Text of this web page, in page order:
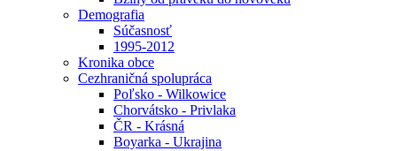
Demografia
Súčasnosť
1995-2012
Kronika obce
Cezhraničná spolupráca
Poľsko - Wilkowice
Chorvátsko - Privlaka
ČR - Krásná
Boyarka - Ukrajina